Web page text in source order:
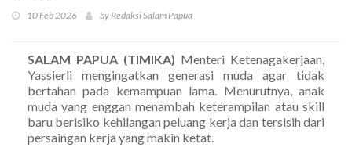
10 Feb 2026 by Redaksi Salam Papua
SALAM PAPUA (TIMIKA) Menteri Ketenagakerjaan,
Yassierli mengingatkan generasi muda agar tidak
bertahan pada kemampuan lama. Menurutnya, anak
muda yang enggan menambah keterampilan atau skill
baru berisiko kehilangan peluang kerja dan tersisih dari
persaingan kerja yang makin ketat.